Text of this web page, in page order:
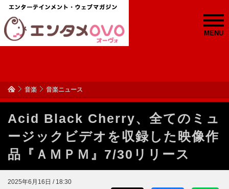
MENU
音楽 音楽ニュース
Acid Black Cherry、全てのミュ
ージックビデオを収録した映像作
品『ＡＭＰＭ』7/30リリース
2025年6月16日 / 18:30